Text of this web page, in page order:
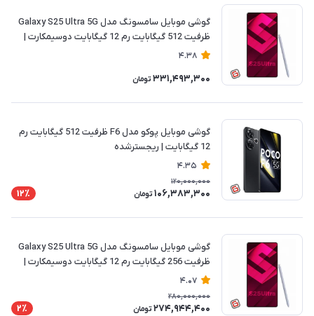
گوشی موبایل سامسونگ مدل Galaxy S25 Ultra 5G
ظرفیت 512 گیگابایت رم 12 گیگابایت دوسیمکارت |
ریجسترشده
4.38
331,493,300 تومان
گوشی موبایل پوکو مدل F6 ظرفیت 512 گیگابایت رم
12 گیگابایت | ریجسترشده
4.35
120,000,000
106,383,300 تومان 12٪
گوشی موبایل سامسونگ مدل Galaxy S25 Ultra 5G
ظرفیت 256 گیگابایت رم 12 گیگابایت دوسیمکارت |
ریجسترشده
4.07
280,000,000
274,944,400 تومان 2٪